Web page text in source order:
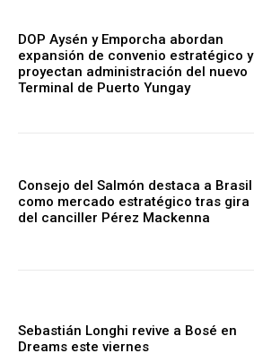
DOP Aysén y Emporcha abordan
expansión de convenio estratégico y
proyectan administración del nuevo
Terminal de Puerto Yungay
Consejo del Salmón destaca a Brasil
como mercado estratégico tras gira
del canciller Pérez Mackenna
Sebastián Longhi revive a Bosé en
Dreams este viernes